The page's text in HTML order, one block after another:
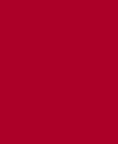
oknu)
v novem oknu)